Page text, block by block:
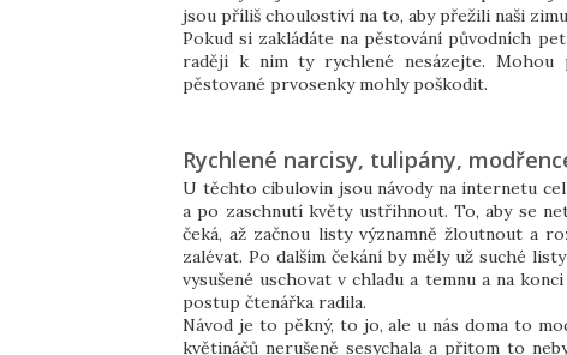
jsou příliš choulostiví na to, aby přežili naši
Pokud si zakládáte na pěstování původních
raději k nim ty rychlené nesázejte.
pěstované prvosenky mohly poškodit.
Rychlené narcisy, tulipány,
U těchto cibulovin jsou návody na internetu
a po zaschnutí květy ustřihnout. To, aby se
čeká, až začnou listy významně žloutnout a
zalévat. Po dalším čekání by měly už suché
vysušené uschovat v chladu a temnu a na
postup čtenářka radila.
Návod je to pěkný, to jo, ale u nás doma to
květináčů nerušeně sesychala a přitom to